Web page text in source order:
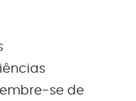
se de